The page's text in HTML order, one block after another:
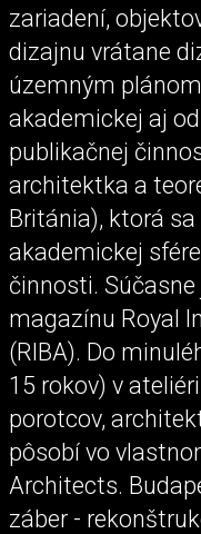
zariadení,
dizajnu vrátane
územným
akademickej aj
publikačnej
architektka a
Británia), ktorá
akademickej
činnosti.
magazínu Royal
(RIBA). Do
15 rokov) v
porotcov,
pôsobí vo
Architects.
záber -